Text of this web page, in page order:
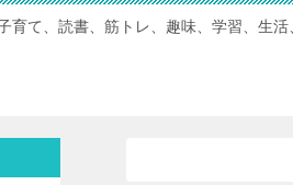
育て、読書、筋トレ、趣味、学習、生活